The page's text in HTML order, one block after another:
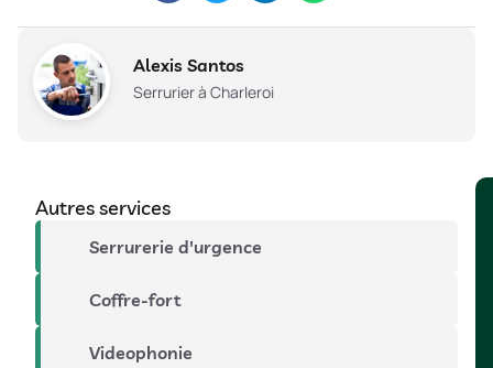
Alexis Santos
Serrurier à Charleroi
Autres services
Serrurerie d'urgence
Coffre-fort
Videophonie